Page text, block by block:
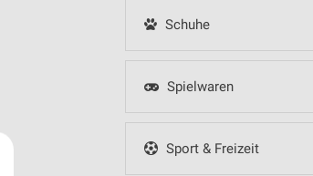
Schuhe
Spielwaren
Sport & Freizeit